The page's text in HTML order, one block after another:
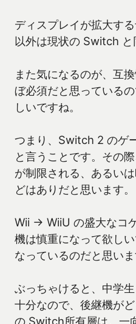
ディスプレイが拡大す
以外は現状の Switch と
また気になるのが、互
ぼ必須だと思っている
しいですね。
つまり、Switch 2 のゲ
と言うことです。その
が制限される、あるい
どはありだと思います。
Wii → WiiU の盛大なコ
機は慎重になって欲し
なっているのだと思いま
ぶっちゃけると、中学
十分なので、後継機が
の Switch所有層は、一